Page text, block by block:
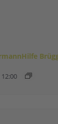
12:00